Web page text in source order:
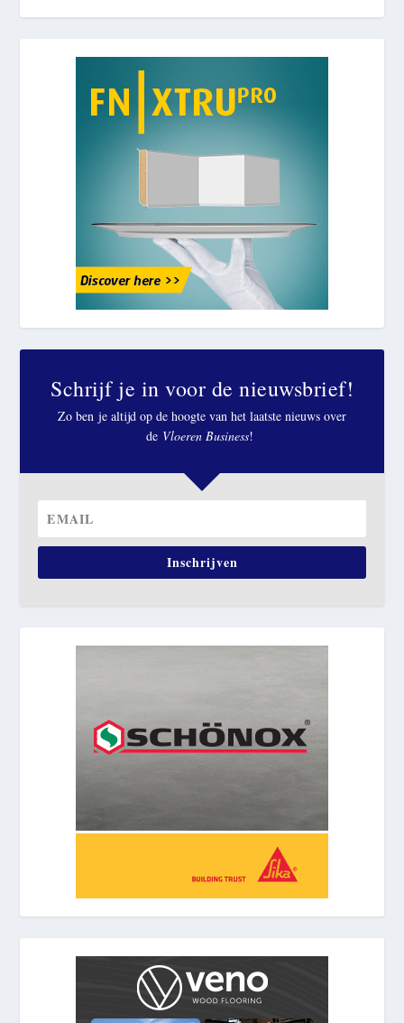
Schrijf je in voor de nieuwsbrief!
Zo ben je altijd op de hoogte van het laatste nieuws over
de Vloeren Business!
Inschrijven